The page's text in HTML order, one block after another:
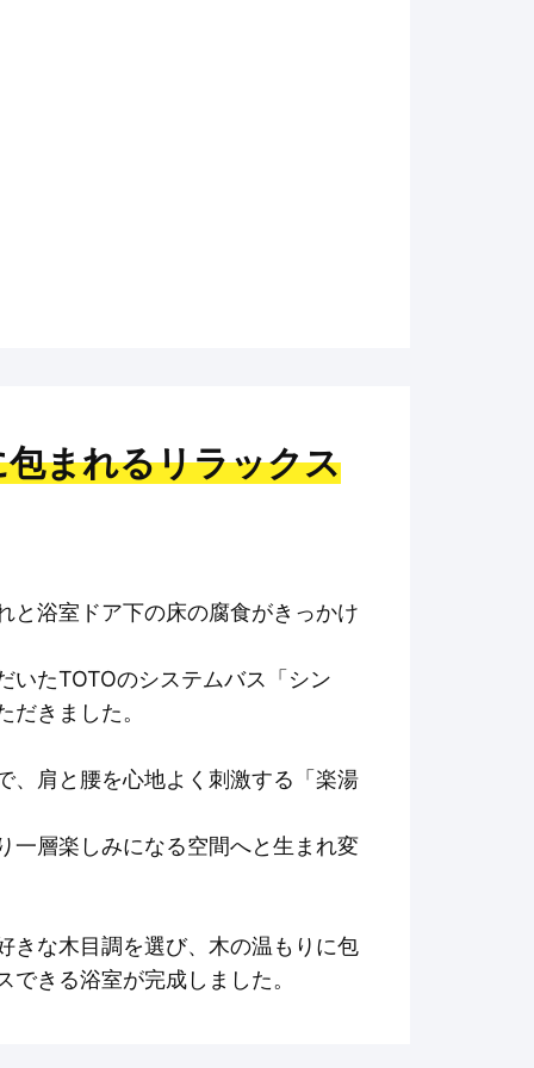
まれるリラックス
と浴室ドア下の床の腐食がきっかけ
いたTOTOのシステムバス「シン
だきました。
、肩と腰を心地よく刺激する「楽湯
一層楽しみになる空間へと生まれ変
きな木目調を選び、木の温もりに包
きる浴室が完成しました。